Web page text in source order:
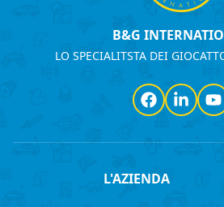
B&G
LO SPECIALITSTA DEI
Facebook
L'AZIENDA